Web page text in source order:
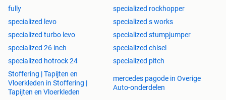
fully
specialized rockhopper
specialized levo
specialized s works
specialized turbo levo
specialized stumpjumper
specialized 26 inch
specialized chisel
specialized hotrock 24
specialized pitch
Stoffering | Tapijten en
Vloerkleden in Stoffering |
Tapijten en Vloerkleden
mercedes pagode in Overige
Auto-onderdelen